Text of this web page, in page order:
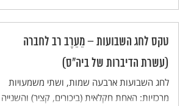
טקס לחג השבועות – מֵעֵרֶב רב לחברה
(עשרת הדיברות של ביה"ס)
לחג השבועות ארבעה שמות, ושתי משמעויות
מרכזיות: האחת חקלאית (ביכורים, קציר) והשנייה